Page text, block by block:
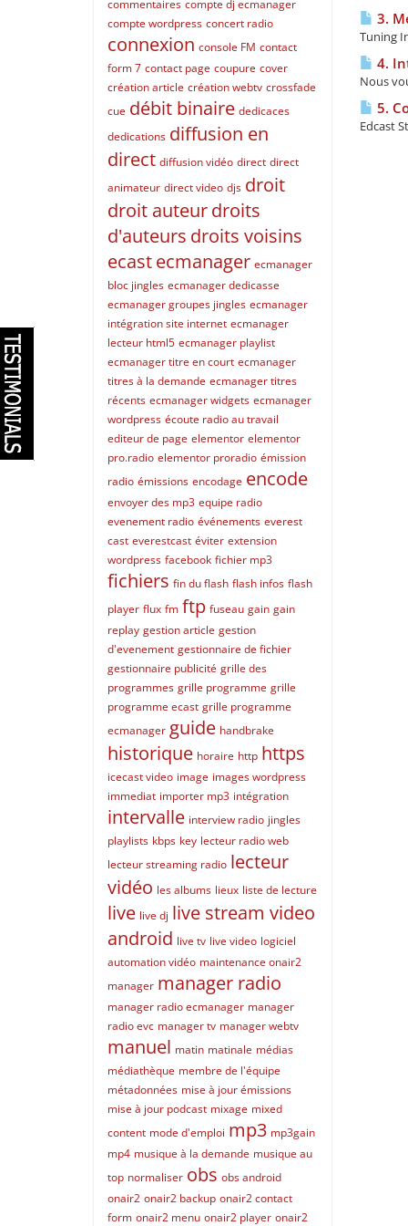
3.
Tuning
4.
Nous
5.
Edcast
commentaires compte dj ecmanager
compte wordpress concert radio
connexion console FM contact
form 7 contact page coupure cover
création article création webtv crossfade
cue débit binaire dedicaces
dedications diffusion en
direct diffusion vidéo direct direct
animateur direct video djs droit
droit auteurdroits
d'auteurs droits voisins
ecastecmanager ecmanager
bloc jingles ecmanager dedicasse
ecmanager groupes jingles ecmanager
intégration site internet ecmanager
lecteur html5 ecmanager playlist
ecmanager titre en court ecmanager
titres à la demande ecmanager titres
récents ecmanager widgets ecmanager
wordpress écoute radio au travail
editeur de page elementor elementor
pro.radio elementor proradio émission
radio émissions encodage encode
envoyer des mp3 equipe radio
evenement radio événements everest
cast everestcast éviter extension
wordpress facebook fichier mp3
fichiers fin du flash flash infos flash
player flux fm ftp fuseau gain gain
replay gestion article gestion
d'evenement gestionnaire de fichier
gestionnaire publicité grille des
programmes grille programme grille
programme ecast grille programme
ecmanager guide handbrake
historique horaire http https
icecast video image images wordpress
immediat importer mp3 intégration
intervalle interview radio jingles
playlists kbps key lecteur radio web
lecteur streaming radio lecteur
vidéo les albums lieux liste de lecture
live live dj live stream video
android live tv live video logiciel
automation vidéo maintenance onair2
manager manager radio
manager radio ecmanager manager
radio evc manager tv manager webtv
manuel matin matinale médias
médiathèque membre de l'équipe
métadonnées mise à jour émissions
mise à jour podcast mixage mixed
content mode d'emploi mp3 mp3gain
mp4 musique à la demande musique au
top normaliser obs obs android
onair2 onair2 backup onair2 contact
form onair2 menu onair2 player onair2